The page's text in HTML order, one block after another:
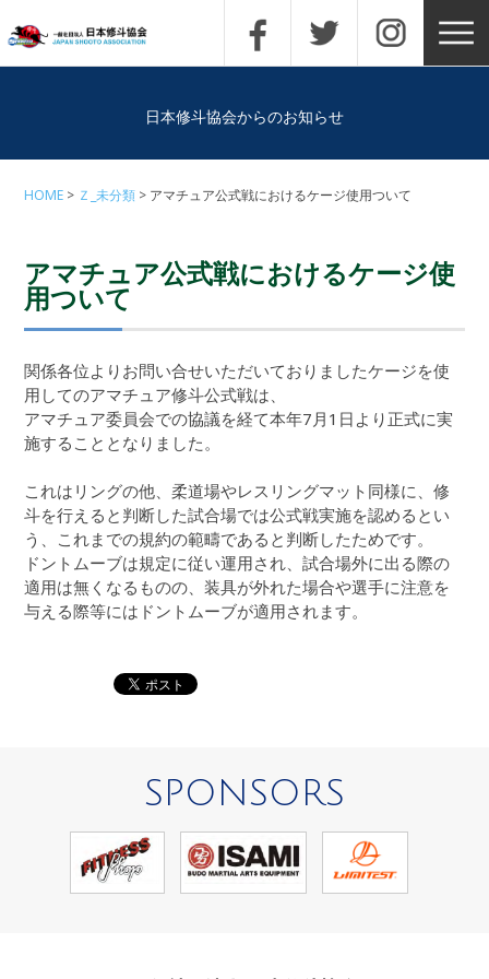
日本修斗協会からのお知らせ
HOME Ｚ_未分類 アマチュア公式戦におけるケージ使用ついて
アマチュア公式戦におけるケージ使
用ついて
関係各位よりお問い合せいただいておりましたケージを使
用してのアマチュア修斗公式戦は、
アマチュア委員会での協議を経て本年7月1日より正式に実
施することとなりました。
これはリングの他、柔道場やレスリングマット同様に、修
斗を行えると判断した試合場では公式戦実施を認めるとい
う、これまでの規約の範疇であると判断したためです。
ドントムーブは規定に従い運用され、試合場外に出る際の
適用は無くなるものの、装具が外れた場合や選手に注意を
与える際等にはドントムーブが適用されます。
SPONSORS